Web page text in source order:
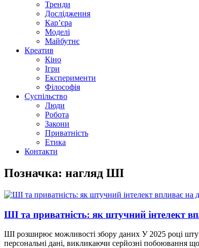
Тренди
Дослідження
Кар’єра
Моделі
Майбутнє
Креатив
Кіно
Ігри
Експерименти
Філософія
Суспільство
Люди
Робота
Закони
Приватність
Етика
Контакти
Позначка: нагляд ШІ
ШІ та приватність: як штучний інтелект
ШІ розширює можливості збору даних У 2025 році
персональні дані, викликаючи серйозні побоювання